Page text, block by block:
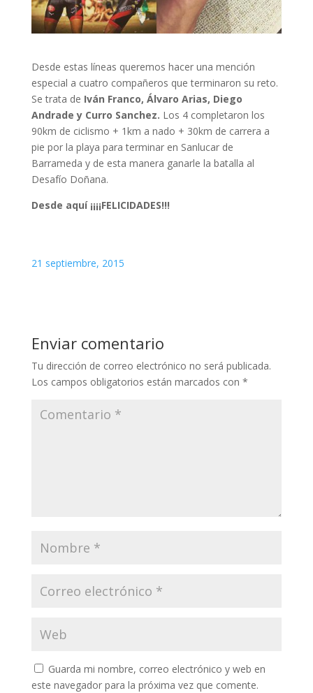
Desde estas líneas queremos hacer una mención
especial a cuatro compañeros que terminaron su reto.
Se trata de Iván Franco, Álvaro Arias, Diego
Andrade y Curro Sanchez. Los 4 completaron los
90km de ciclismo + 1km a nado + 30km de carrera a
pie por la playa para terminar en Sanlucar de
Barrameda y de esta manera ganarle la batalla al
Desafío Doñana.
Desde aquí ¡¡¡¡FELICIDADES!!!
21 septiembre, 2015
Enviar comentario
Tu dirección de correo electrónico no será publicada.
Los campos obligatorios están marcados con *
Guarda mi nombre, correo electrónico y web en
este navegador para la próxima vez que comente.